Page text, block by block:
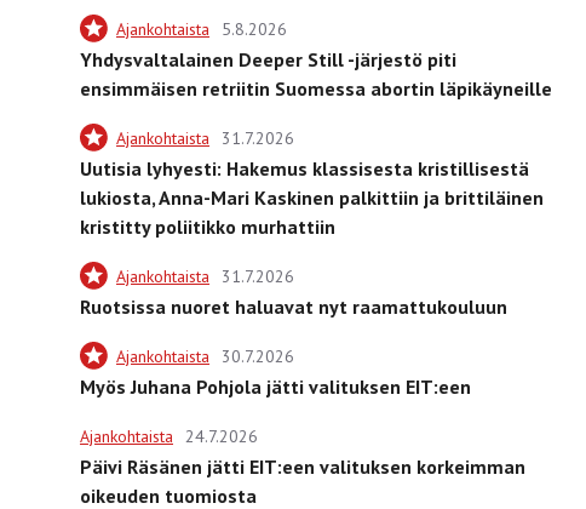
Ajankohtaista 5.8.2026
Yhdysvaltalainen Deeper Still -järjestö piti
ensimmäisen retriitin Suomessa abortin läpikäyneille
Ajankohtaista 31.7.2026
Uutisia lyhyesti: Hakemus klassisesta kristillisestä
lukiosta, Anna-Mari Kaskinen palkittiin ja brittiläinen
kristitty poliitikko murhattiin
Ajankohtaista 31.7.2026
Ruotsissa nuoret haluavat nyt raamattukouluun
Ajankohtaista 30.7.2026
Myös Juhana Pohjola jätti valituksen EIT:een
Ajankohtaista 24.7.2026
Päivi Räsänen jätti EIT:een valituksen korkeimman
oikeuden tuomiosta